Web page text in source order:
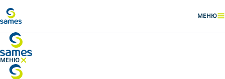
МЕНЮ
МЕНЮ
СКРЫТЬ МЕНЮ